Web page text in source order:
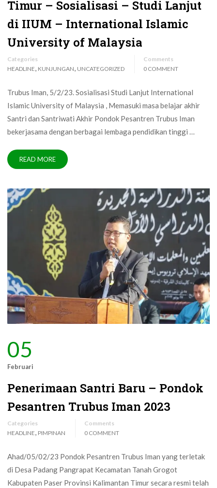
Timur – Sosialisasi – Studi Lanjut
di IIUM – International Islamic
University of Malaysia
Categories
HEADLINE, KUNJUNGAN, UNCATEGORIZED
Comments
0 COMMENT
Trubus Iman, 5/2/23. Sosialisasi Studi Lanjut International
Islamic University of Malaysia , Memasuki masa belajar akhir
Santri dan Santriwati Akhir Pondok Pesantren Trubus Iman
bekerjasama dengan berbagai lembaga pendidikan tinggi …
READ MORE
05
Februari
Penerimaan Santri Baru – Pondok
Pesantren Trubus Iman 2023
Categories
HEADLINE, PIMPINAN
Comments
0 COMMENT
Ahad/05/02/23 Pondok Pesantren Trubus Iman yang terletak
di Desa Padang Pangrapat Kecamatan Tanah Grogot
Kabupaten Paser Provinsi Kalimantan Timur secara resmi telah